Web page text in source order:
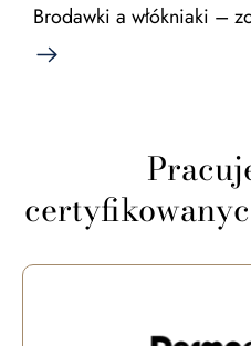
Brodawki a włókniaki –